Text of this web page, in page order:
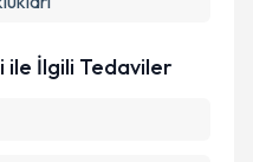
ile İlgili Tedaviler